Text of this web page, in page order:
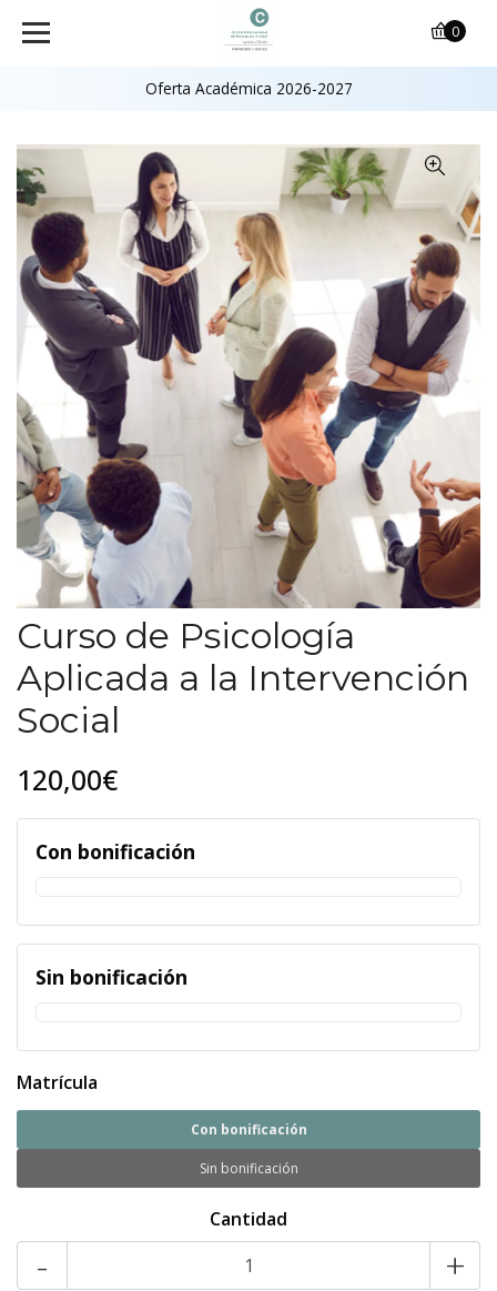
Oferta Académica 2026-2027
0
Curso de Psicología
Aplicada a la Intervención
Social
120,00€
Con bonificación
Sin bonificación
Matrícula
Con bonificación
Sin bonificación
Cantidad
- +